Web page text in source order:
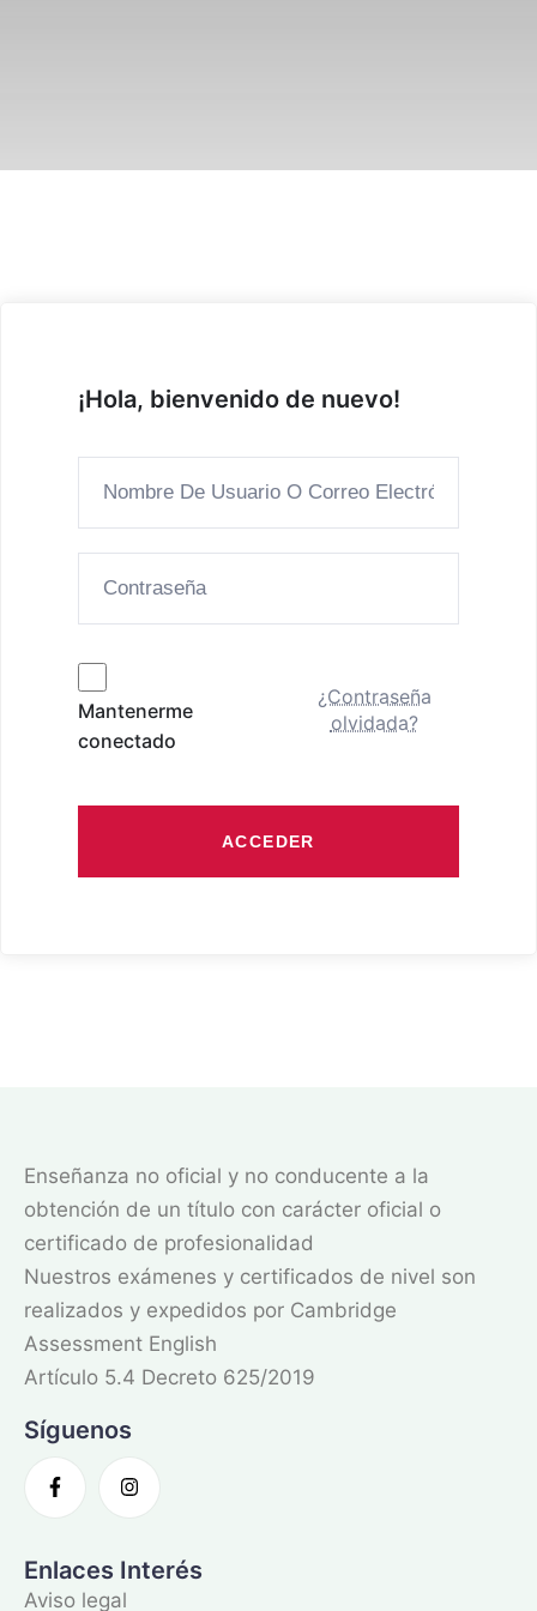
¡Hola, bienvenido de nuevo!
Mantenerme
conectado
¿Contraseña
olvidada?
ACCEDER
Enseñanza no oficial y no conducente a la
obtención de un título con carácter oficial o
certificado de profesionalidad
Nuestros exámenes y certificados de nivel son
realizados y expedidos por Cambridge
Assessment English
Artículo 5.4 Decreto 625/2019
Síguenos
Enlaces Interés
Aviso legal